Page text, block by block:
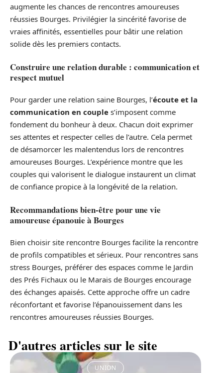
augmente les chances de rencontres amoureuses
réussies Bourges. Privilégier la sincérité favorise de
vraies affinités, essentielles pour bâtir une relation
solide dès les premiers contacts.
Construire une relation durable : communication et
respect mutuel
Pour garder une relation saine Bourges, l’écoute et la
communication en couple s’imposent comme
fondement du bonheur à deux. Chacun doit exprimer
ses attentes et respecter celles de l’autre. Cela permet
de désamorcer les malentendus lors de rencontres
amoureuses Bourges. L’expérience montre que les
couples qui valorisent le dialogue instaurent un climat
de confiance propice à la longévité de la relation.
Recommandations bien-être pour une vie
amoureuse épanouie à Bourges
Bien choisir site rencontre Bourges facilite la rencontre
de profils compatibles et sérieux. Pour rencontres sans
stress Bourges, préférer des espaces comme le Jardin
des Prés Fichaux ou le Marais de Bourges encourage
des échanges apaisés. Cette approche offre un cadre
réconfortant et favorise l’épanouissement dans les
rencontres amoureuses réussies Bourges.
D'autres articles sur le site
UNION